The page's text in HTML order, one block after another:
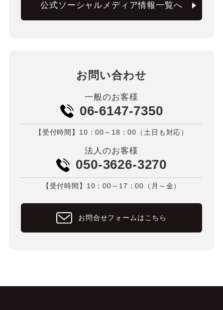
公式ソーシャルメディア情報一覧へ
お問い合わせ
一般のお客様
06-6147-7350
【受付時間】10：00～18：00（土日も対応）
法人のお客様
050-3626-3270
【受付時間】10：00～17：00（月～金）
お問合せフォームはこちら